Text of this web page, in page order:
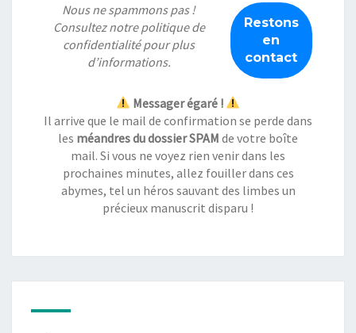
Nous ne spammons pas !
Consultez notrepolitique de
confidentialitépour plus
d’informations.
Messager égaré !
Il arrive que le mail de confirmation se perde dans
les méandres du dossier SPAM de votre boîte
mail. Si vous ne voyez rien venir dans les
prochaines minutes, allez fouiller dans ces
abymes, tel un héros sauvant des limbes un
précieux manuscrit disparu !